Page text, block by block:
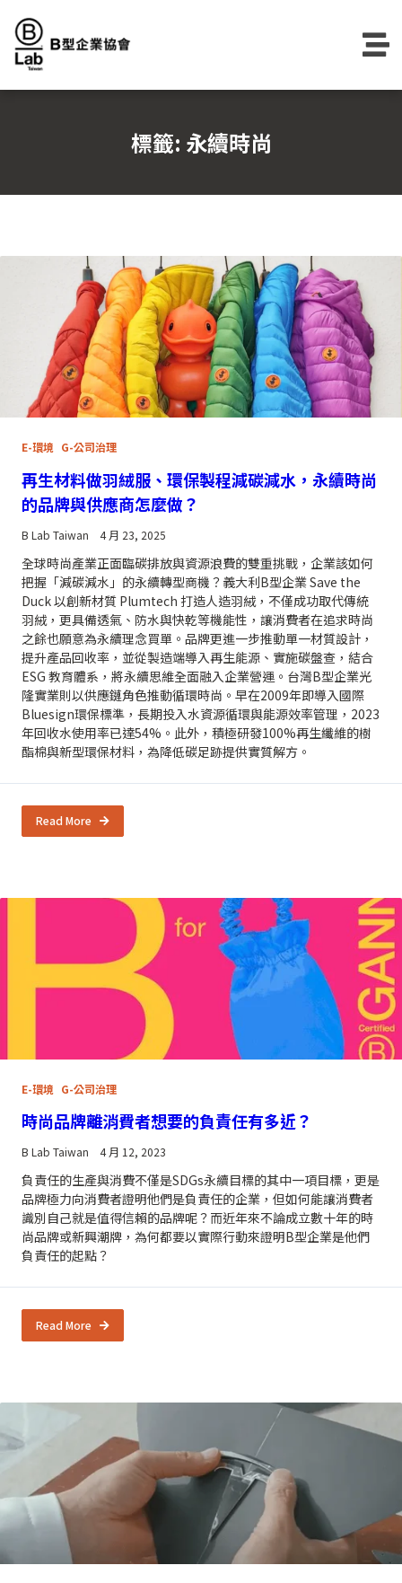
content
標籤: 永續時尚
E-環境 G-公司治理
再生材料做羽絨服、環保製程減碳減水，永續時尚
的品牌與供應商怎麼做？
B Lab Taiwan 4 月 23, 2025
全球時尚產業正面臨碳排放與資源浪費的雙重挑戰，企業該如何
把握「減碳減水」的永續轉型商機？義大利B型企業 Save the
Duck 以創新材質 Plumtech 打造人造羽絨，不僅成功取代傳統
羽絨，更具備透氣、防水與快乾等機能性，讓消費者在追求時尚
之餘也願意為永續理念買單。品牌更進一步推動單一材質設計，
提升產品回收率，並從製造端導入再生能源、實施碳盤查，結合
ESG 教育體系，將永續思維全面融入企業營運。台灣B型企業光
隆實業則以供應鏈角色推動循環時尚。早在2009年即導入國際
Bluesign環保標準，長期投入水資源循環與能源效率管理，2023
年回收水使用率已達54%。此外，積極研發100%再生纖維的樹
酯棉與新型環保材料，為降低碳足跡提供實質解方。
Read More
E-環境 G-公司治理
時尚品牌離消費者想要的負責任有多近？
B Lab Taiwan 4 月 12, 2023
負責任的生產與消費不僅是SDGs永續目標的其中一項目標，更是
品牌極力向消費者證明他們是負責任的企業，但如何能讓消費者
識別自己就是值得信賴的品牌呢？而近年來不論成立數十年的時
尚品牌或新興潮牌，為何都要以實際行動來證明B型企業是他們
負責任的起點？
Read More